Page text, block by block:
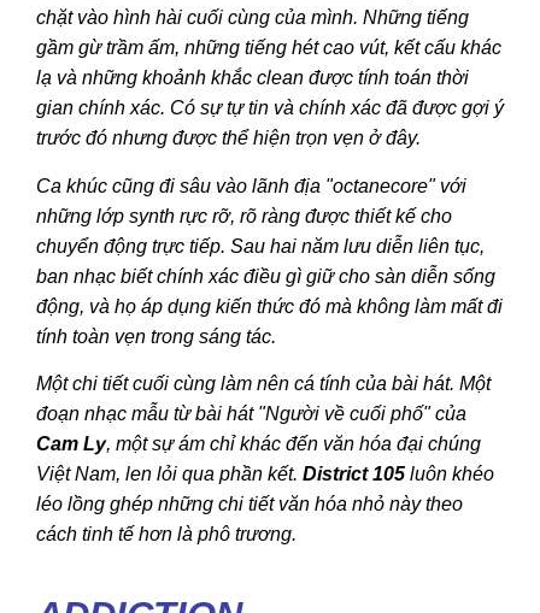
chặt vào hình hài cuối cùng của mình. Những tiếng
gầm gừ trầm ấm, những tiếng hét cao vút, kết cấu khác
lạ và những khoảnh khắc clean được tính toán thời
gian chính xác. Có sự tự tin và chính xác đã được gợi ý
trước đó nhưng được thể hiện trọn vẹn ở đây.
Ca khúc cũng đi sâu vào lãnh địa "octanecore" với
những lớp synth rực rỡ, rõ ràng được thiết kế cho
chuyển động trực tiếp. Sau hai năm lưu diễn liên tục,
ban nhạc biết chính xác điều gì giữ cho sàn diễn sống
động, và họ áp dụng kiến ​​thức đó mà không làm mất đi
tính toàn vẹn trong sáng tác.
Một chi tiết cuối cùng làm nên cá tính của bài hát. Một
đoạn nhạc mẫu từ bài hát "Người về cuối phố" của
Cam Ly, một sự ám chỉ khác đến văn hóa đại chúng
Việt Nam, len lỏi qua phần kết. District 105 luôn khéo
léo lồng ghép những chi tiết văn hóa nhỏ này theo
cách tinh tế hơn là phô trương.